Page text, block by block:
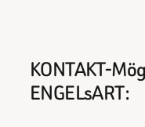
KONTAKT-
ENGELsART: